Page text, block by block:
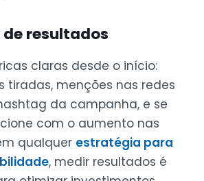
resultados
claras desde o início:
tiradas, menções nas redes
da campanha, e se
com o aumento nas
qualquer estratégia para
, medir resultados é